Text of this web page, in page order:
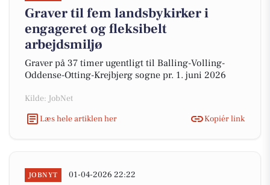
Graver til fem landsbykirker i
engageret og fleksibelt
arbejdsmiljø
Graver på 37 timer ugentligt til Balling-Volling-
Oddense-Otting-Krejbjerg sogne pr. 1. juni 2026
Kilde: JobNet
Læs hele artiklen her
Kopiér link
JOBNYT 01-04-2026 22:22